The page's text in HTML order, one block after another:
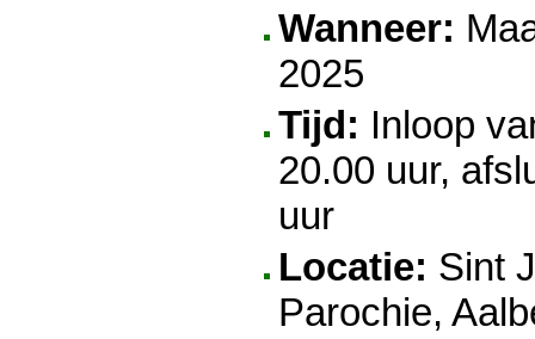
Wanneer:
2025
Tijd: Inloop
20.00 uur,
uur
Locatie: Sint
Parochie,